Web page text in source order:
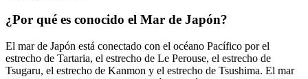
¿Por qué es conocido el Mar de Japón?
El mar de Japón está conectado con el océano Pacífico por el
estrecho de Tartaria, el estrecho de Le Perouse, el estrecho de
Tsugaru, el estrecho de Kanmon y el estrecho de Tsushima. El mar